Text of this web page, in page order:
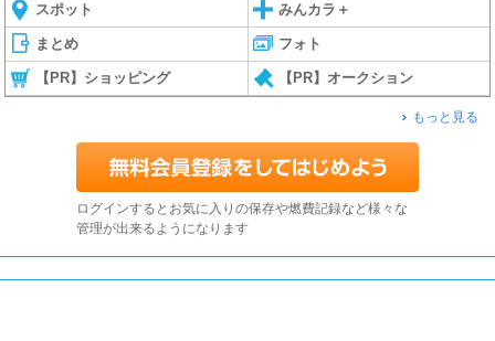
スポット みんカラ＋
まとめ フォト
【PR】ショッピング 【PR】オークション
もっと見る
ログインするとお気に入りの保存や燃費記録など様々な
管理が出来るようになります